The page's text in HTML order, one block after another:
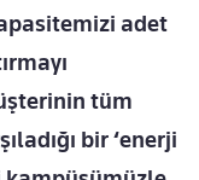
adet
tüm
bir ‘enerji